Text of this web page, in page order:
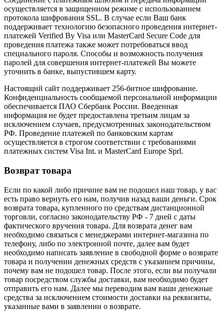
осуществляется в защищенном режиме с использованием
протокола шифрования SSL. В случае если Ваш банк
поддерживает технологию безопасного проведения интернет-
платежей Verified By Visa или MasterCard Secure Code для
проведения платежа также может потребоваться ввод
специального пароля. Способы и возможность получения
паролей для совершения интернет-платежей Вы можете
уточнить в банке, выпустившем карту.
Настоящий сайт поддерживает 256-битное шифрование.
Конфиденциальность сообщаемой персональной информации
обеспечивается ПАО Сбербанк России. Введенная
информация не будет предоставлена третьим лицам за
исключением случаев, предусмотренных законодательством
РФ. Проведение платежей по банковским картам
осуществляется в строгом соответствии с требованиями
платежных систем Visa Int. и MasterCard Europe Sprl.
Возврат товара
Если по какой либо причине вам не подошел наш товар, у вас
есть право вернуть его нам, получив назад ваши деньги. Срок
возврата товара, купленного по средствам дистанционной
торговли, согласно законодательству РФ - 7 дней с даты
фактического вручения товара. Для возврата денег вам
необходимо связаться с менеджерами интернет-магазина по
телефону, либо по электронной почте, далее вам будет
необходимо написать заявление в свободной форме о возврате
товара и получении денежных средств с указанием причины,
почему вам не подошел товар. После этого, если вы получали
товар посредством службы доставки, вам необходимо будет
отправить его нам. Далее мы переводим вам ваши денежные
средства за исключением стоимости доставки на реквизиты,
указанные вами в заявлении о возврате.